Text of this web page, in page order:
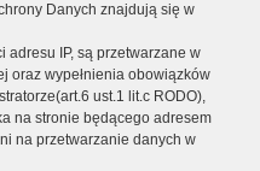
Danych znajdują się w
adresu IP, są przetwarzane w
oraz wypełnienia obowiązków
ust.1 lit.c RODO),
na stronie będącego adresem
na przetwarzanie danych w